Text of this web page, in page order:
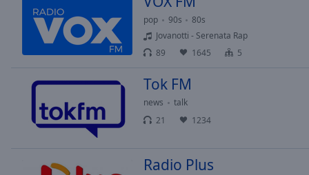
selected
settings,
subtitles
settings
pop 90s
80s
Jovanotti - Serenata Rap
89
1645 5
Tok FM
news
talk
21
1234
Radio Plus